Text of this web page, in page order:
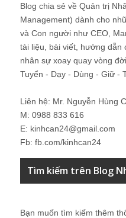
Blog chia sẻ về Quản trị
Management) dành cho
và Con người như CEO,
tài liệu, bài viết, hướng dẫn
nhân sự xoay quay vòng
Tuyển - Dạy - Dùng - Giữ -
Liên hệ: Mr. Nguyễn Hùng
M: 0988 833 616
E: kinhcan24@gmail.com
Fb: fb.com/kinhcan24
Tìm kiếm trên Blog
Bạn muốn tìm kiếm thêm